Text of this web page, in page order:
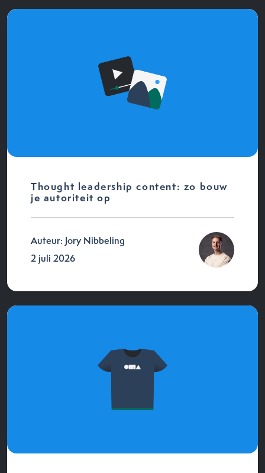
Thought leadership content: zo bouw
je autoriteit op
Auteur: Jory Nibbeling
2 juli 2026